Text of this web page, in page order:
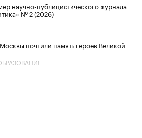
научно-публицистического журнала
№ 2 (2026)
почтили память героев Великой